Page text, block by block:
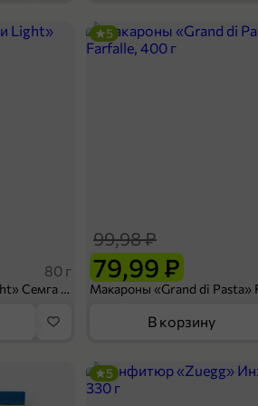
80 г
Сухарики «Кириешки Light» Семга с сыром, 80 г
79,99 ₽
99,98 ₽
5
В корзину
5